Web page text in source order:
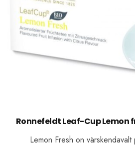
Ronnefeldt Leaf-Cup Lemon
Lemon Fresh on